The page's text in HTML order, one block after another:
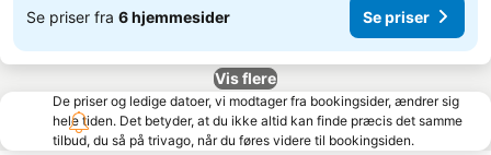
Se priser fra 6 hjemmesider Se priser
Vis flere
De priser og ledige datoer, vi modtager fra bookingsider, ændrer sig
hele tiden. Det betyder, at du ikke altid kan finde præcis det samme
tilbud, du så på trivago, når du føres videre til bookingsiden.